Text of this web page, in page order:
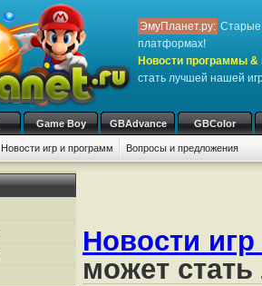
ЭмуПланет.ру: Старые
платформах!
Новости программы &
стать лучшей нашей
Game Boy GBAdvance GBColor
Новости игр и программ Вопросы и предложения
Новости
может